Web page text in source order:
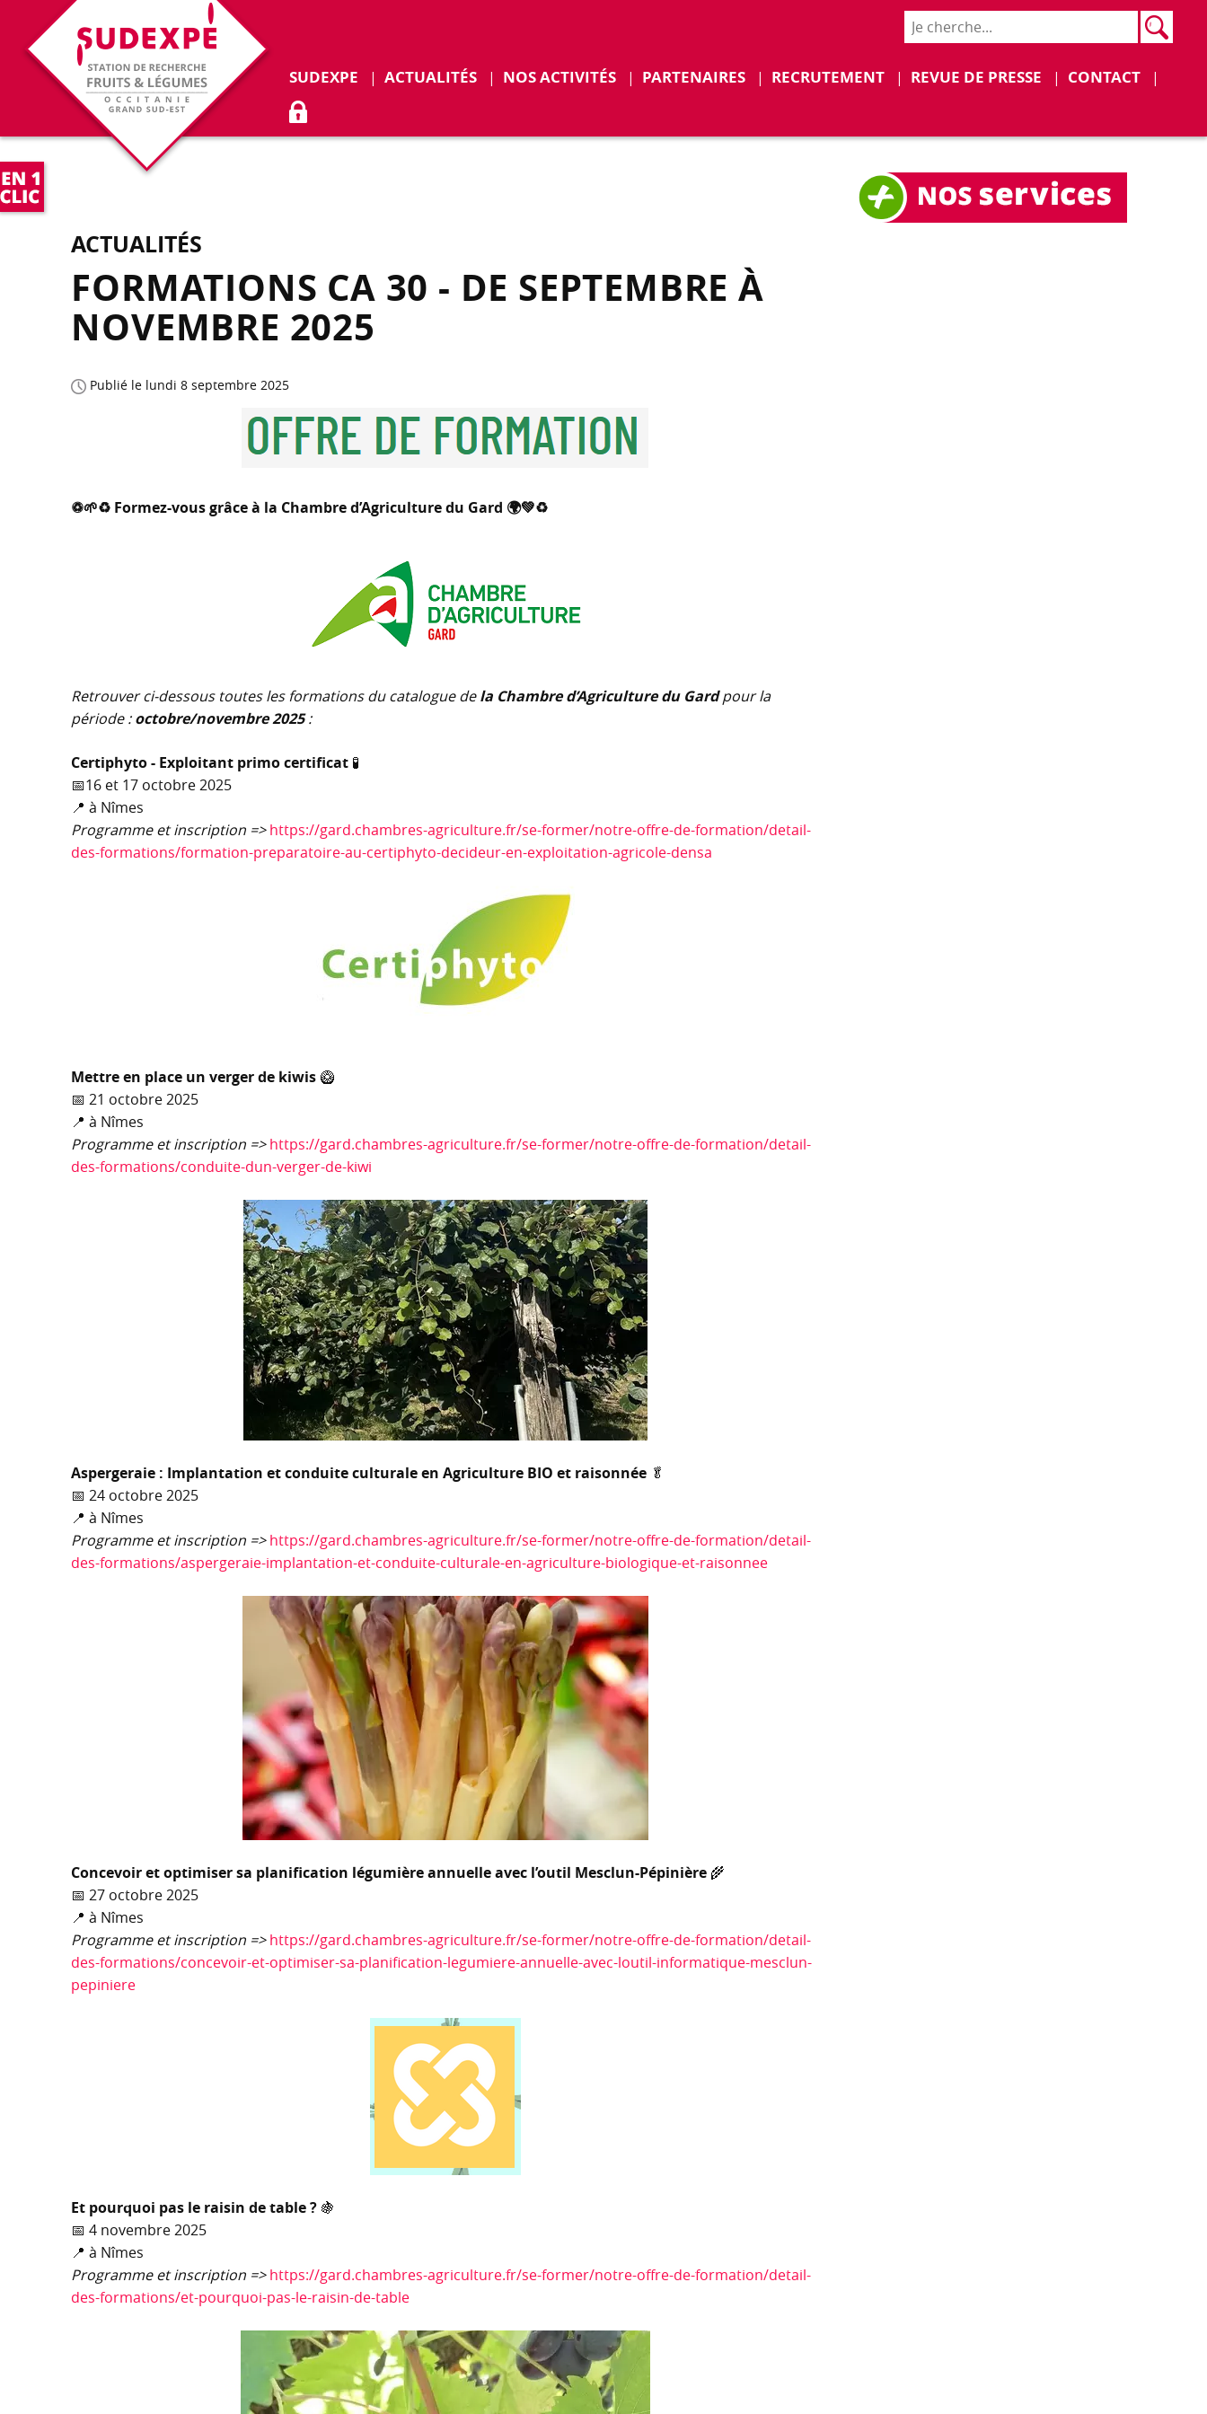
SUDEXPE Déplier
ACTUALITÉS NOS ACTIVITÉS Déplier
PARTENAIRES RECRUTEMENT Déplier
REVUE DE PRESSE Déplier
CONTACT
ACCÈS ADHÉRENTS
ACTUALITÉS
FORMATIONS CA 30 - DE SEPTEMBRE À
NOVEMBRE 2025
Publié le lundi 8 septembre 2025
♽🌱♻️ Formez-vous grâce à la Chambre d’Agriculture du Gard 🌍💚♻
Retrouver ci-dessous toutes les formations du catalogue dela Chambre d’Agriculture du Gardpour la
période :octobre/novembre 2025:
Certiphyto - Exploitant primo certificat 🧪
📅16 et 17 octobre 2025
📍 à Nîmes
Programme et inscription => https://gard.chambres-agriculture.fr/se-former/notre-offre-de-formation/detail-
des-formations/formation-preparatoire-au-certiphyto-decideur-en-exploitation-agricole-densa
Mettre en place un verger de kiwis 🥝
📅 21 octobre 2025
📍 à Nîmes
Programme et inscription => https://gard.chambres-agriculture.fr/se-former/notre-offre-de-formation/detail-
des-formations/conduite-dun-verger-de-kiwi
Aspergeraie : Implantation et conduite culturale en Agriculture BIO et raisonnée 🥬
📅 24 octobre 2025
📍 à Nîmes
Programme et inscription => https://gard.chambres-agriculture.fr/se-former/notre-offre-de-formation/detail-
des-formations/aspergeraie-implantation-et-conduite-culturale-en-agriculture-biologique-et-raisonnee
Concevoir et optimiser sa planification légumière annuelle avec l’outil Mesclun-Pépinière 🌾
📅 27 octobre 2025
📍 à Nîmes
Programme et inscription => https://gard.chambres-agriculture.fr/se-former/notre-offre-de-formation/detail-
des-formations/concevoir-et-optimiser-sa-planification-legumiere-annuelle-avec-loutil-informatique-mesclun-
pepiniere
Et pourquoi pas le raisin de table ? 🍇
📅 4 novembre 2025
📍 à Nîmes
Programme et inscription => https://gard.chambres-agriculture.fr/se-former/notre-offre-de-formation/detail-
des-formations/et-pourquoi-pas-le-raisin-de-table